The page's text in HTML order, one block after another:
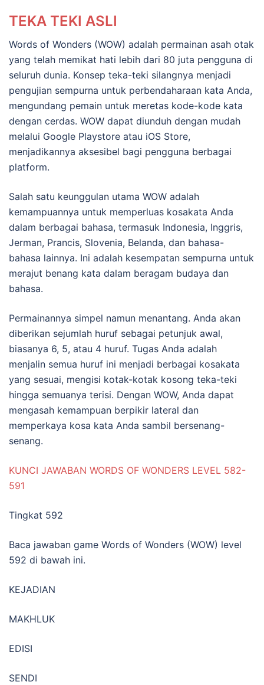
TEKA TEKI ASLI
Words of Wonders (WOW) adalah permainan asah otak
yang telah memikat hati lebih dari 80 juta pengguna di
seluruh dunia. Konsep teka-teki silangnya menjadi
pengujian sempurna untuk perbendaharaan kata Anda,
mengundang pemain untuk meretas kode-kode kata
dengan cerdas. WOW dapat diunduh dengan mudah
melalui Google Playstore atau iOS Store,
menjadikannya aksesibel bagi pengguna berbagai
platform.
Salah satu keunggulan utama WOW adalah
kemampuannya untuk memperluas kosakata Anda
dalam berbagai bahasa, termasuk Indonesia, Inggris,
Jerman, Prancis, Slovenia, Belanda, dan bahasa-
bahasa lainnya. Ini adalah kesempatan sempurna untuk
merajut benang kata dalam beragam budaya dan
bahasa.
Permainannya simpel namun menantang. Anda akan
diberikan sejumlah huruf sebagai petunjuk awal,
biasanya 6, 5, atau 4 huruf. Tugas Anda adalah
menjalin semua huruf ini menjadi berbagai kosakata
yang sesuai, mengisi kotak-kotak kosong teka-teki
hingga semuanya terisi. Dengan WOW, Anda dapat
mengasah kemampuan berpikir lateral dan
memperkaya kosa kata Anda sambil bersenang-
senang.
KUNCI JAWABAN WORDS OF WONDERS LEVEL 582-
591
Tingkat 592
Baca jawaban game Words of Wonders (WOW) level
592 di bawah ini.
KEJADIAN
MAKHLUK
EDISI
SENDI